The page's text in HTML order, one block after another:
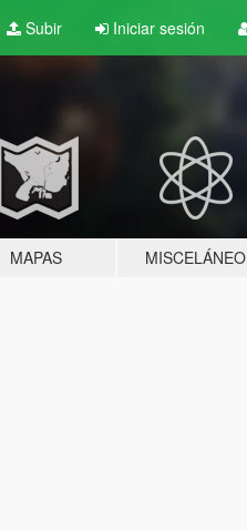
Subir Iniciar sesión
MAPAS MISCELÁNEO